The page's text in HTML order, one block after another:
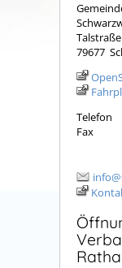
79677
Telefon
Fax